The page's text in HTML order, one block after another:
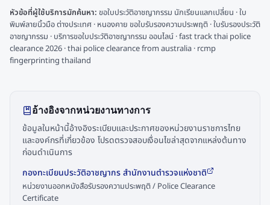
หัวข้อที่ผู้ใช้บริการมักค้นหา: ขอใบประวัติอาชญากรรม นักเรียนแลกเปลี่ยน · ใบ
พิมพ์ลายนิ้วมือ ต่างประเทศ · หนองคาย ขอใบรับรองความประพฤติ · ใบรับรองประวัติ
อาชญากรรม · บริการขอใบประวัติอาชญากรรม ออนไลน์ · fast track thai police
clearance 2026 · thai police clearance from australia · rcmp
fingerprinting thailand
อ้างอิงจากหน่วยงานทางการ
ข้อมูลในหน้านี้อ้างอิงระเบียบและประกาศของหน่วยงานราชการไทย
และองค์กรที่เกี่ยวข้อง โปรดตรวจสอบเงื่อนไขล่าสุดจากแหล่งต้นทาง
ก่อนดำเนินการ
กองทะเบียนประวัติอาชญากร สำนักงานตำรวจแห่งชาติ
หน่วยงานออกหนังสือรับรองความประพฤติ / Police Clearance
Certificate